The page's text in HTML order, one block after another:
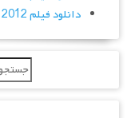
دانلود فیلم Adventure Planet 2012